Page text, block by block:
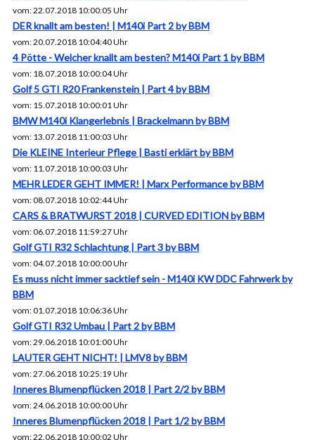
vom: 22.07.2018 10:00:05 Uhr
DER knallt am besten! | M140i Part 2 by BBM
vom: 20.07.2018 10:04:40 Uhr
4 Pötte - Welcher knallt am besten? M140i Part 1 by BBM
vom: 18.07.2018 10:00:04 Uhr
Golf 5 GTI R20 Frankenstein | Part 4 by BBM
vom: 15.07.2018 10:00:01 Uhr
BMW M140i Klangerlebnis | Brackelmann by BBM
vom: 13.07.2018 11:00:03 Uhr
Die KLEINE Interieur Pflege | Basti erklärt by BBM
vom: 11.07.2018 10:00:03 Uhr
MEHR LEDER GEHT IMMER! | Marx Performance by BBM
vom: 08.07.2018 10:02:44 Uhr
CARS & BRATWURST 2018 | CURVED EDITION by BBM
vom: 06.07.2018 11:59:27 Uhr
Golf GTI R32 Schlachtung | Part 3 by BBM
vom: 04.07.2018 10:00:00 Uhr
Es muss nicht immer sacktief sein - M140i KW DDC Fahrwerk by
BBM
vom: 01.07.2018 10:06:36 Uhr
Golf GTI R32 Umbau | Part 2 by BBM
vom: 29.06.2018 10:01:00 Uhr
LAUTER GEHT NICHT! | LMV8 by BBM
vom: 27.06.2018 10:25:19 Uhr
Inneres Blumenpflücken 2018 | Part 2/2 by BBM
vom: 24.06.2018 10:00:00 Uhr
Inneres Blumenpflücken 2018 | Part 1/2 by BBM
vom: 22.06.2018 10:00:02 Uhr